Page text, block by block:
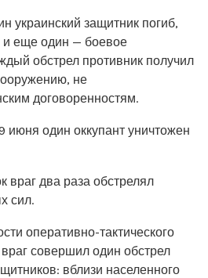
украинский защитник погиб,
и еще один — боевое
обстрел противник получил
не
договоренностям.
июня один оккупант уничтожен
враг два раза обстрелял
сил.
оперативно-тактического
совершил один обстрел
вблизи населенного